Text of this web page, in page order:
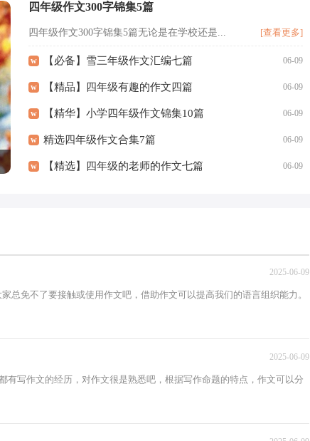
四年级作文300字锦集5篇
四年级作文300字锦集5篇无论是在学校还是... [查看更多]
w 【必备】雪三年级作文汇编七篇 06-09
w 【精品】四年级有趣的作文四篇 06-09
w 【精华】小学四年级作文锦集10篇 06-09
w 精选四年级作文合集7篇 06-09
w 【精选】四年级的老师的作文七篇 06-09
2025-06-09
总免不了要接触或使用作文吧，借助作文可以提高我们的语言组织能力。
2025-06-09
有写作文的经历，对作文很是熟悉吧，根据写作命题的特点，作文可以分